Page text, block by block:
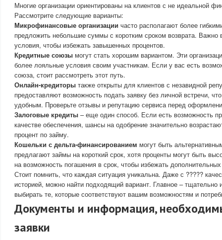
Многие организации ориентированы на клиентов с не идеальной
Рассмотрите следующие варианты:
Микрофинансовые организации часто располагают более
предложить небольшие суммы с коротким сроком возврата. Важно
условия, чтобы избежать завышенных процентов.
Кредитные союзы могут стать хорошим вариантом. Эти
более лояльные условия своим участникам. Если у вас есть
союза, стоит рассмотреть этот путь.
Онлайн-кредиторы также открыты для клиентов с незавидной
предоставляют возможность подать заявку без личной встречи,
удобным. Проверьте отзывы и репутацию сервиса перед
Залоговые кредиты – еще один способ. Если есть возможность
качестве обеспечения, шансы на одобрение значительно
процент по займу.
Кошельки с дельта-финансированием могут быть
предлагают займы на короткий срок, хотя проценты могут быть
на возможность погашения в срок, чтобы избежать дополнительных
Стоит помнить, что каждая ситуация уникальна. Даже с ?????
историей, можно найти подходящий вариант. Главное – тщательно
выбирать те, которые соответствуют вашим возможностям и
Документы и информация,
заявки